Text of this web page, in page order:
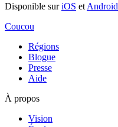
Disponible suriOS et Android
Coucou
Régions
Blogue
Presse
Aide
À propos
Vision